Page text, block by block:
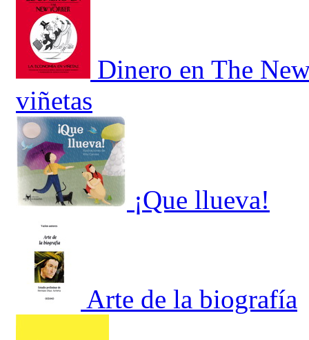
Dinero en The
viñetas
¡Que llueva!
Arte de la biografía